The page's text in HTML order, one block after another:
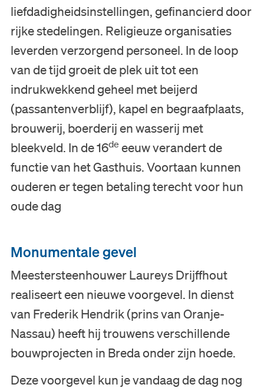
liefdadigheidsinstellingen, gefinancierd door
rijke stedelingen. Religieuze organisaties
leverden verzorgend personeel. In de loop
van de tijd groeit de plek uit tot een
indrukwekkend geheel met beijerd
(passantenverblijf), kapel en begraafplaats,
brouwerij, boerderij en wasserij met
bleekveld. In de 16de eeuw verandert de
functie van het Gasthuis. Voortaan kunnen
ouderen er tegen betaling terecht voor hun
oude dag
Monumentale gevel
Meestersteenhouwer Laureys Drijffhout
realiseert een nieuwe voorgevel. In dienst
van Frederik Hendrik (prins van Oranje-
Nassau) heeft hij trouwens verschillende
bouwprojecten in Breda onder zijn hoede.
Deze voorgevel kun je vandaag de dag nog